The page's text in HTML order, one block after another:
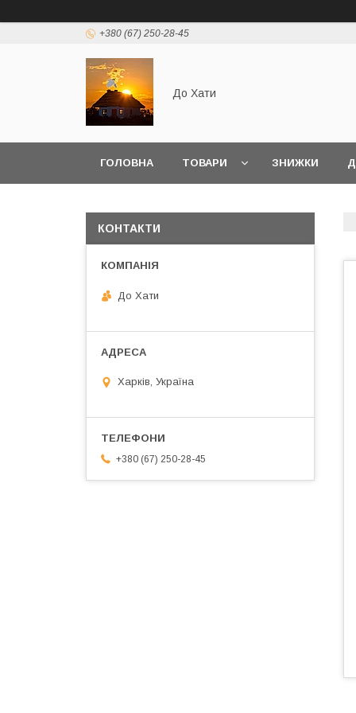
+380 (67) 250-28-45
До Хати
ГОЛОВНА ТОВАРИ ЗНИЖКИ
КОНТАКТИ
До Хати
Харків, Україна
+380 (67) 250-28-45